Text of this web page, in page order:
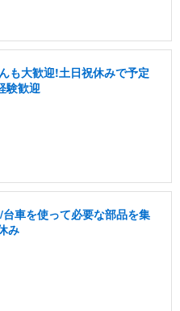
も大歓迎!土日祝休みで予定
験歓迎
車を使って必要な部品を集
み